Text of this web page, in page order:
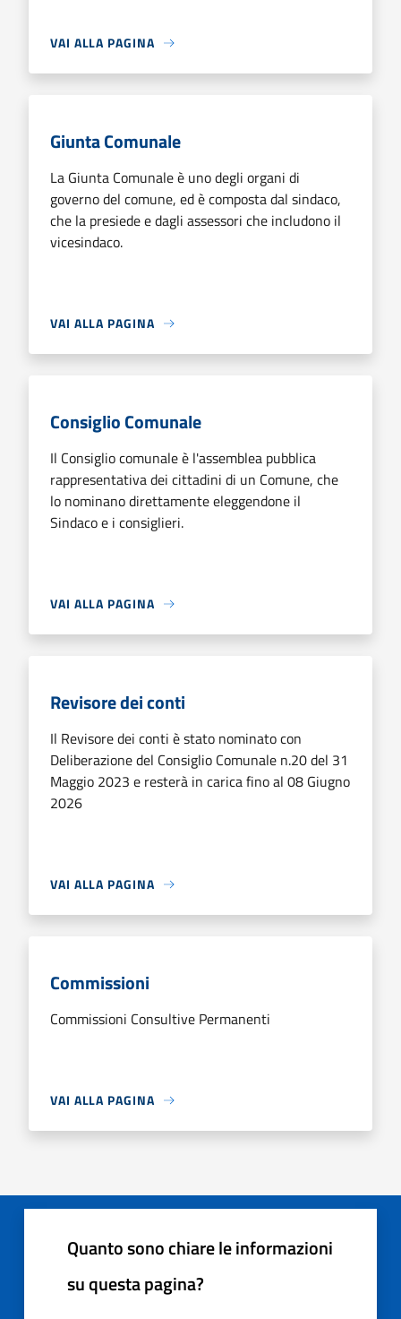
VAI ALLA PAGINA
Giunta Comunale
La Giunta Comunale è uno degli organi di
governo del comune, ed è composta dal sindaco,
che la presiede e dagli assessori che includono il
vicesindaco.
VAI ALLA PAGINA
Consiglio Comunale
Il Consiglio comunale è l'assemblea pubblica
rappresentativa dei cittadini di un Comune, che
lo nominano direttamente eleggendone il
Sindaco e i consiglieri.
VAI ALLA PAGINA
Revisore dei conti
Il Revisore dei conti è stato nominato con
Deliberazione del Consiglio Comunale n.20 del 31
Maggio 2023 e resterà in carica fino al 08 Giugno
2026
VAI ALLA PAGINA
Commissioni
Commissioni Consultive Permanenti
VAI ALLA PAGINA
Quanto sono chiare le informazioni
su questa pagina?